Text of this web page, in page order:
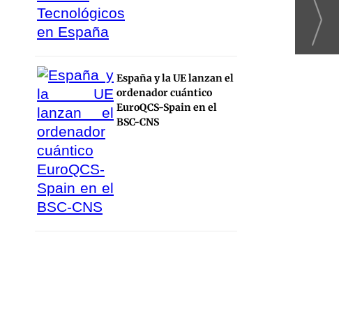
España y la UE lanzan el
ordenador cuántico
EuroQCS-Spain en el
BSC-CNS